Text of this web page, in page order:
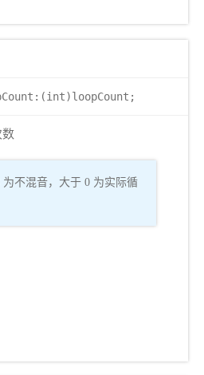
数
不混音，大于 0 为实际循